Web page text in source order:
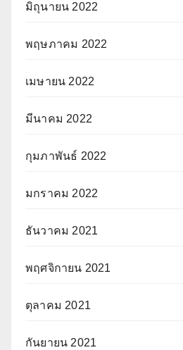
มิถุนายน 2022
พฤษภาคม 2022
เมษายน 2022
มีนาคม 2022
กุมภาพันธ์ 2022
มกราคม 2022
ธันวาคม 2021
พฤศจิกายน 2021
ตุลาคม 2021
กันยายน 2021